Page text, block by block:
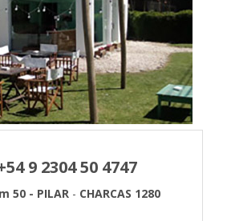
9 2304 50 4747
50 - PILAR - CHARCAS 1280